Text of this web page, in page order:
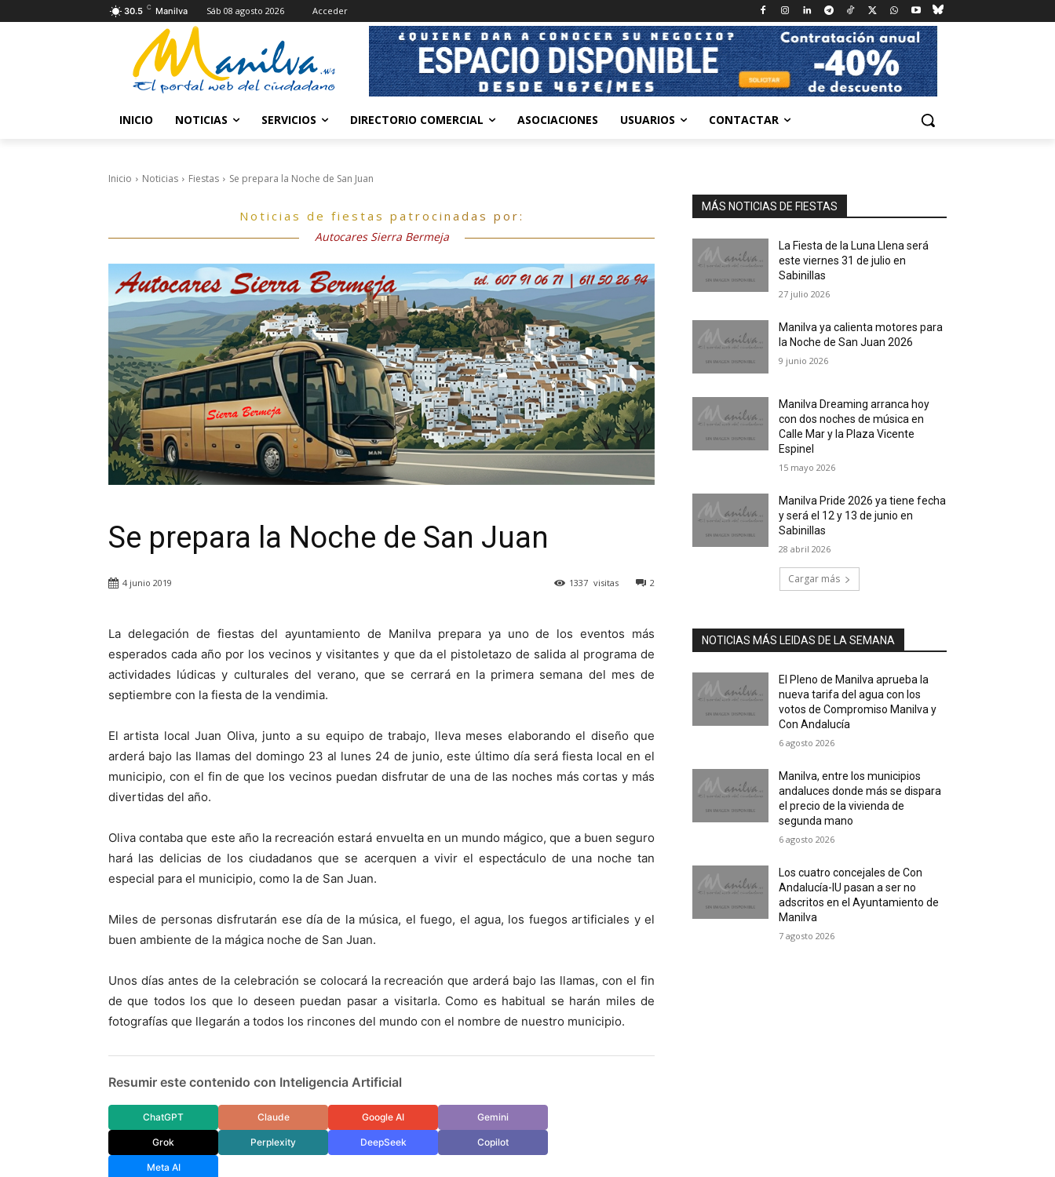
30.5 C Manilva Sáb 08 agosto 2026 Acceder
INICIO NOTICIAS SERVICIOS DIRECTORIO COMERCIAL ASOCIACIONES USUARIOS CONTACTAR
Inicio Noticias Fiestas Se prepara la Noche de San Juan
Noticias de fiestas patrocinadas por:
Autocares Sierra Bermeja
Se prepara la Noche de San Juan
4 junio 2019 2
1337 visitas
La delegación de fiestas del ayuntamiento de Manilva prepara ya uno de los eventos más
esperados cada año por los vecinos y visitantes y que da el pistoletazo de salida al programa de
actividades lúdicas y culturales del verano, que se cerrará en la primera semana del mes de
septiembre con la fiesta de la vendimia.
El artista local Juan Oliva, junto a su equipo de trabajo, lleva meses elaborando el diseño que
arderá bajo las llamas del domingo 23 al lunes 24 de junio, este último día será fiesta local en el
municipio, con el fin de que los vecinos puedan disfrutar de una de las noches más cortas y más
divertidas del año.
Oliva contaba que este año la recreación estará envuelta en un mundo mágico, que a buen seguro
hará las delicias de los ciudadanos que se acerquen a vivir el espectáculo de una noche tan
especial para el municipio, como la de San Juan.
Miles de personas disfrutarán ese día de la música, el fuego, el agua, los fuegos artificiales y el
buen ambiente de la mágica noche de San Juan.
Unos días antes de la celebración se colocará la recreación que arderá bajo las llamas, con el fin
de que todos los que lo deseen puedan pasar a visitarla. Como es habitual se harán miles de
fotografías que llegarán a todos los rincones del mundo con el nombre de nuestro municipio.
Resumir este contenido con Inteligencia Artificial
ChatGPT Claude Google AI Gemini
Grok Perplexity DeepSeek Copilot
Meta AI
MÁS NOTICIAS DE FIESTAS
La Fiesta de la Luna Llena será
este viernes 31 de julio en
Sabinillas
27 julio 2026
Manilva ya calienta motores para
la Noche de San Juan 2026
9 junio 2026
Manilva Dreaming arranca hoy
con dos noches de música en
Calle Mar y la Plaza Vicente
Espinel
15 mayo 2026
Manilva Pride 2026 ya tiene fecha
y será el 12 y 13 de junio en
Sabinillas
28 abril 2026
Cargar más
NOTICIAS MÁS LEIDAS DE LA SEMANA
El Pleno de Manilva aprueba la
nueva tarifa del agua con los
votos de Compromiso Manilva y
Con Andalucía
6 agosto 2026
Manilva, entre los municipios
andaluces donde más se dispara
el precio de la vivienda de
segunda mano
6 agosto 2026
Los cuatro concejales de Con
Andalucía-IU pasan a ser no
adscritos en el Ayuntamiento de
Manilva
7 agosto 2026